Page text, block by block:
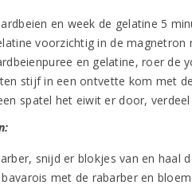
en week de gelatine 5
voorzichtig in de magnetron
en gelatine, roer de
stijf in een ontvette kom met
spatel het eiwit er door,
snijd er blokjes van en haal
met de rabarber en